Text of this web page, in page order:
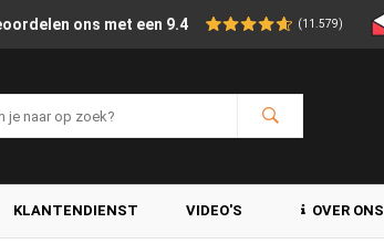
ons met een 9.4 (11.579)
KLANTENDIENST VIDEO'S OVER ONS